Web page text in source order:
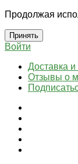
Продолжая
Принять
Войти
Доставка и
Отзывы о